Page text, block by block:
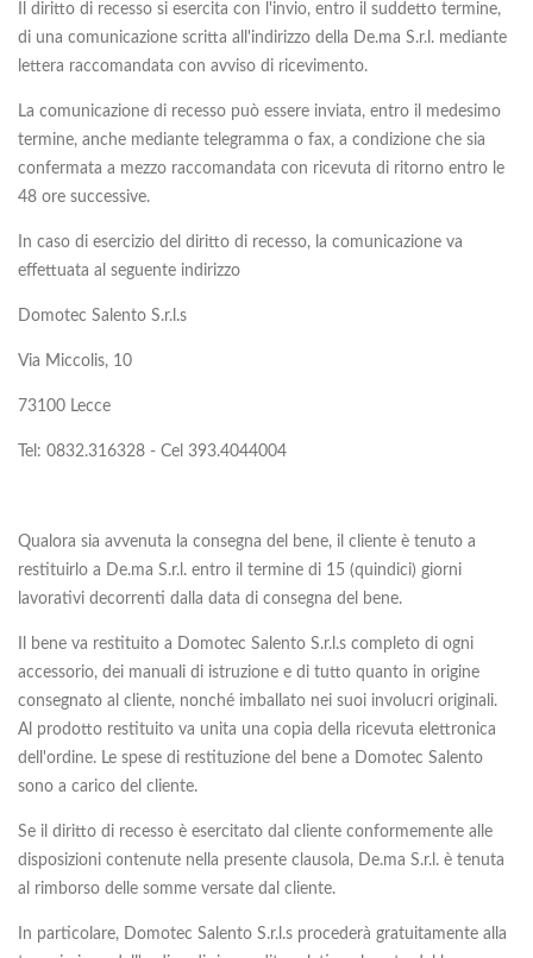
Il diritto di recesso si esercita con l'invio, entro il suddetto termine,
di una comunicazione scritta all'indirizzo della De.ma S.r.l. mediante
lettera raccomandata con avviso di ricevimento.
La comunicazione di recesso può essere inviata, entro il medesimo
termine, anche mediante telegramma o fax, a condizione che sia
confermata a mezzo raccomandata con ricevuta di ritorno entro le
48 ore successive.
In caso di esercizio del diritto di recesso, la comunicazione va
effettuata al seguente indirizzo
Domotec Salento S.r.l.s
Via Miccolis, 10
73100 Lecce
Tel: 0832.316328 - Cel 393.4044004
Qualora sia avvenuta la consegna del bene, il cliente è tenuto a
restituirlo a De.ma S.r.l. entro il termine di 15 (quindici) giorni
lavorativi decorrenti dalla data di consegna del bene.
Il bene va restituito a Domotec Salento S.r.l.s completo di ogni
accessorio, dei manuali di istruzione e di tutto quanto in origine
consegnato al cliente, nonché imballato nei suoi involucri originali.
Al prodotto restituito va unita una copia della ricevuta elettronica
dell'ordine. Le spese di restituzione del bene a Domotec Salento
sono a carico del cliente.
Se il diritto di recesso è esercitato dal cliente conformemente alle
disposizioni contenute nella presente clausola, De.ma S.r.l. è tenuta
al rimborso delle somme versate dal cliente.
In particolare, Domotec Salento S.r.l.s procederà gratuitamente alla